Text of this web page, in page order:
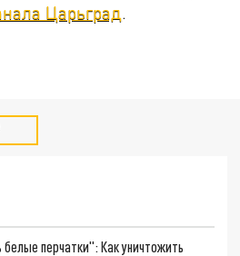
Царьград
белые перчатки": Как уничтожить